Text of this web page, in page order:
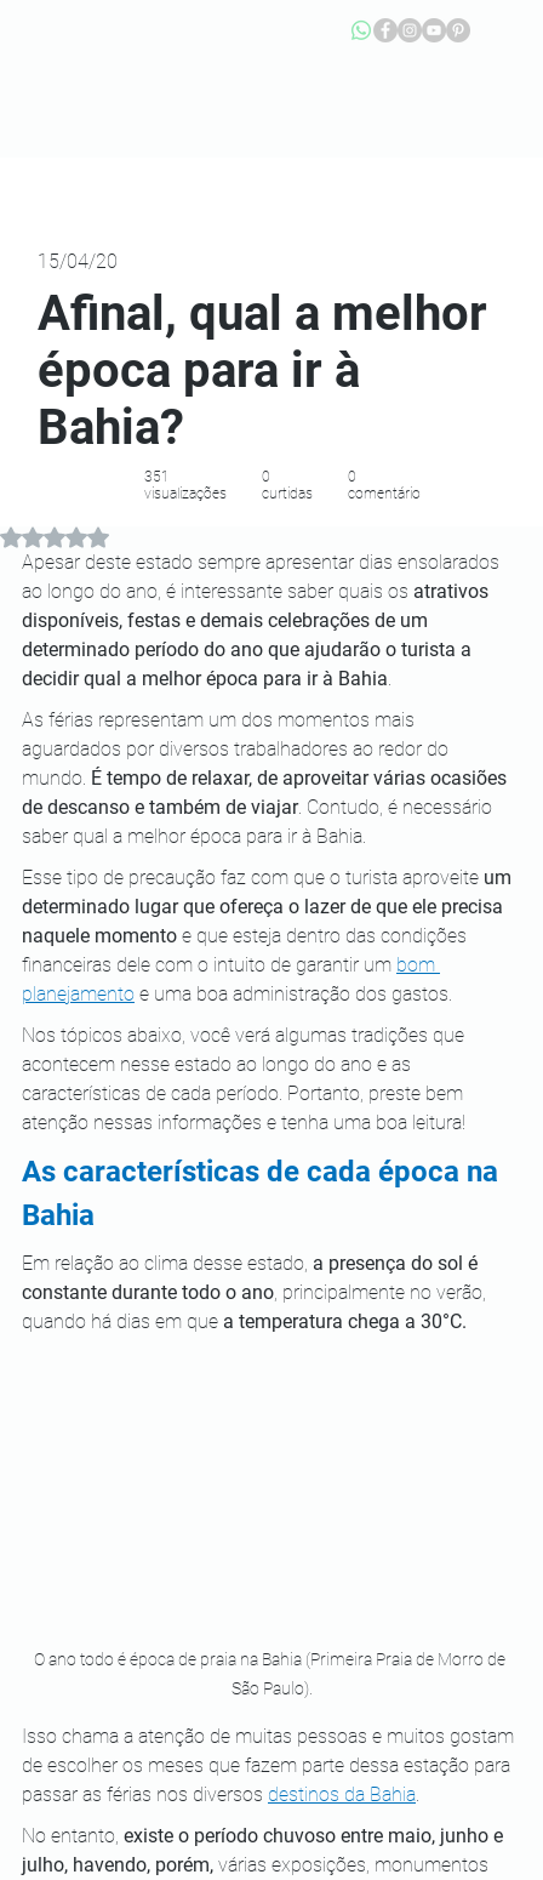
Avaliado com NaN de 5 estrelas.
Apesar deste estado sempre apresentar dias ensolarados
ao longo do ano, é interessante saber quais os atrativos
disponíveis, festas e demais celebrações de um
determinado período do ano que ajudarão o turista a
decidir qual a melhor época para ir à Bahia.
As férias representam um dos momentos mais
aguardados por diversos trabalhadores ao redor do
mundo. É tempo de relaxar, de aproveitar várias ocasiões
de descanso e também de viajar. Contudo, é necessário
saber qual a melhor época para ir à Bahia.
Esse tipo de precaução faz com que o turista aproveite um
determinado lugar que ofereça o lazer de que ele precisa
naquele momento e que esteja dentro das condições
financeiras dele com o intuito de garantir um bom
planejamento e uma boa administração dos gastos.
Nos tópicos abaixo, você verá algumas tradições que
acontecem nesse estado ao longo do ano e as
características de cada período. Portanto, preste bem
atenção nessas informações e tenha uma boa leitura!
As características de cada época na
Bahia
Em relação ao clima desse estado, a presença do sol é
constante durante todo o ano, principalmente no verão,
quando há dias em que a temperatura chega a 30°C.
O ano todo é época de praia na Bahia (Primeira Praia de Morro de
São Paulo).
Isso chama a atenção de muitas pessoas e muitos gostam
de escolher os meses que fazem parte dessa estação para
passar as férias nos diversos destinos da Bahia
No entanto, existe o período chuvoso entre maio, junho e
julho, havendo, porém, várias exposições, monumentos
351
visualizações
0
curtidas
0
comentário
Afinal, qual a melhor
época para ir à
Bahia?
15/04/20